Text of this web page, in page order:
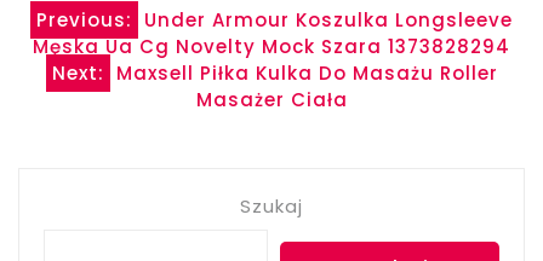
Nawigacja
wpisu
Previous:
Under Armour Koszulka Longsleeve
Męska Ua Cg Novelty Mock Szara 1373828294
Next:
Maxsell Piłka Kulka Do Masażu Roller
Masażer Ciała
Szukaj